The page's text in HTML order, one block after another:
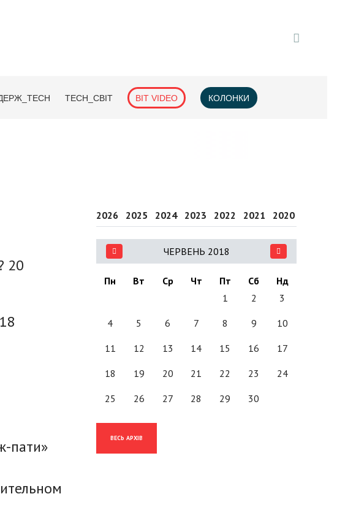
TECH_СВІТ BIT VIDEO КОЛОНКИ
20
пати»
2026 2025 2024 2023 2022 2021 2020
ЧЕРВЕНЬ 2018
Пн Вт Ср Чт Пт Сб
Нд
1
2 3
4 5 6 7 8 9 10
11 12 13 14 15 16 17
18 19 20 21 22 23 24
25 26 27 28 29 30
ВЕСЬ АРХІВ